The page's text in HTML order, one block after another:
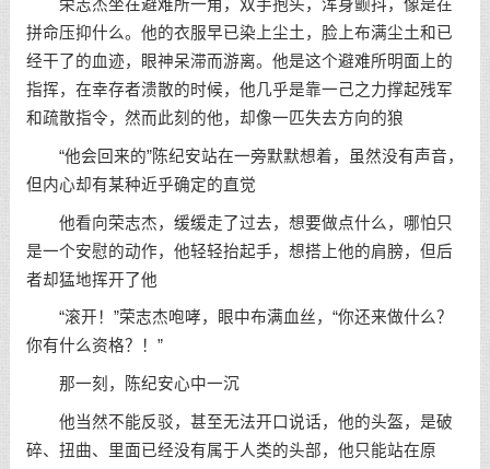
荣志杰坐在避难所一角，双手抱头，浑身颤抖，像是在
拼命压抑什么。他的衣服早已染上尘土，脸上布满尘土和已
经干了的血迹，眼神呆滞而游离。他是这个避难所明面上的
指挥，在幸存者溃散的时候，他几乎是靠一己之力撑起残军
和疏散指令，然而此刻的他，却像一匹失去方向的狼
“他会回来的”陈纪安站在一旁默默想着，虽然没有声音，
但内心却有某种近乎确定的直觉
他看向荣志杰，缓缓走了过去，想要做点什么，哪怕只
是一个安慰的动作，他轻轻抬起手，想搭上他的肩膀，但后
者却猛地挥开了他
“滚开！”荣志杰咆哮，眼中布满血丝，“你还来做什么？
你有什么资格？！”
那一刻，陈纪安心中一沉
他当然不能反驳，甚至无法开口说话，他的头盔，是破
碎、扭曲、里面已经没有属于人类的头部，他只能站在原